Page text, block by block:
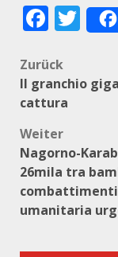
Zurück
Il granchio
cattura
Weiter
Nagorno-
26mila tra
combattimenti
umanitaria